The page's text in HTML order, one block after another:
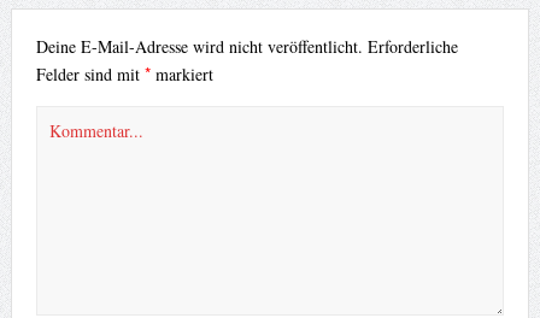
Deine E-Mail-Adresse wird nicht veröffentlicht. Erforderliche
Felder sind mit *markiert